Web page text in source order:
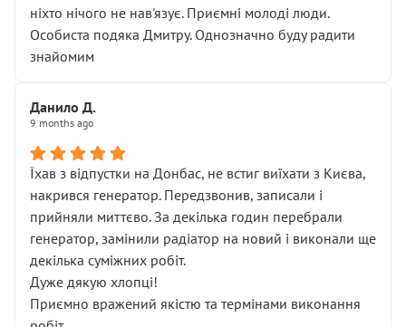
ніхто нічого не нав'язує. Приємні молоді люди.
Особиста подяка Дмитру. Однозначно буду радити
знайомим
Данило Д.
9 months ago
Їхав з відпустки на Донбас, не встиг виїхати з Києва,
накрився генератор. Передзвонив, записали і
прийняли миттєво. За декілька годин перебрали
генератор, замінили радіатор на новий і виконали ще
декілька суміжних робіт.
Дуже дякую хлопці!
Приємно вражений якістю та термінами виконання